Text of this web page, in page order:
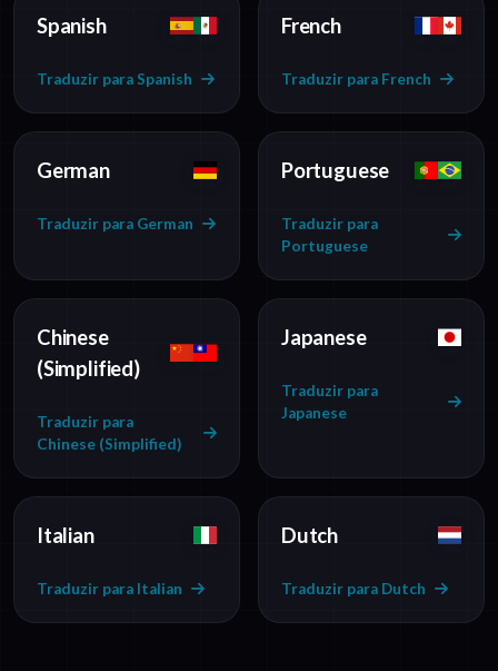
Spanish
Traduzir para Spanish
French
Traduzir para French
German
Traduzir para German
Portuguese
Traduzir para
Portuguese
Chinese
(Simplified)
Traduzir para
Chinese (Simplified)
Japanese
Traduzir para
Japanese
Italian
Traduzir para Italian
Dutch
Traduzir para Dutch